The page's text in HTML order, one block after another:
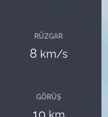
RÜZGAR
8 km/s
GÖRÜŞ